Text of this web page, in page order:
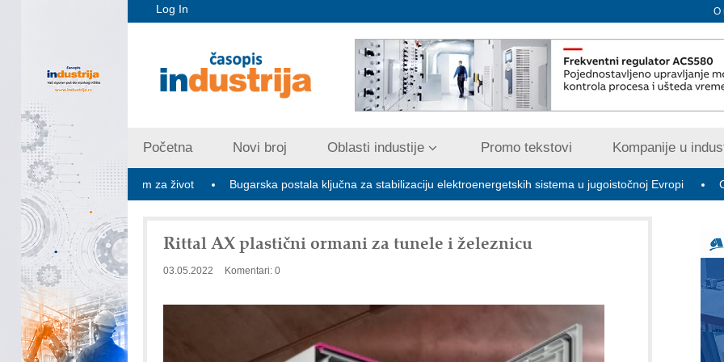
Log In O
Početna Novi broj Oblasti industije Promo tekstovi Kompanije u
zemljom za život Bugarska postala ključna za stabilizaciju elektroenergetskih sistema u jugoistočnoj Evropi
Rittal AX plastični ormani za tunele i železnicu
03.05.2022 Komentari: 0